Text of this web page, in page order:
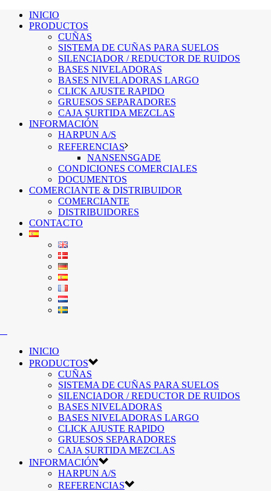
INICIO
PRODUCTOS
CUÑAS
SISTEMA DE CUÑAS PARA SUELOS
SILENCIADOR / REDUCTOR DE RUIDOS
BASES NIVELADORAS
BASES NIVELADORAS LARGO
CLICK AJUSTE RAPIDO
GRUESOS SEPARADORES
CAJA SURTIDA MEZCLAS
INFORMACIÓN
HARPUN A/S
REFERENCIAS
NANSENSGADE
CONDICIONES COMERCIALES
DOCUMENTOS
COMERCIANTE & DISTRIBUIDOR
COMERCIANTE
DISTRIBUIDORES
CONTACTO
INICIO
PRODUCTOS
CUÑAS
SISTEMA DE CUÑAS PARA SUELOS
SILENCIADOR / REDUCTOR DE RUIDOS
BASES NIVELADORAS
BASES NIVELADORAS LARGO
CLICK AJUSTE RAPIDO
GRUESOS SEPARADORES
CAJA SURTIDA MEZCLAS
INFORMACIÓN
HARPUN A/S
REFERENCIAS